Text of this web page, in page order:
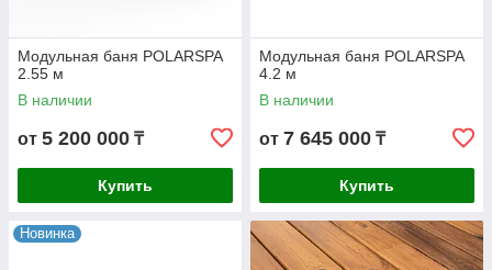
Модульная баня POLARSPA
2.55 м
В наличии
от 5 200 000 ₸
Купить
Модульная баня POLARSPA
4.2 м
В наличии
от 7 645 000 ₸
Купить
Новинка